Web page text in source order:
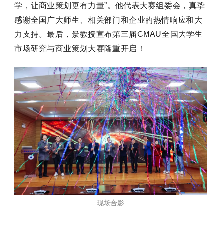
学，让商业策划更有力量”。他代表大赛组委会，真挚
感谢全国广大师生、相关部门和企业的热情响应和大
力支持。最后，景教授宣布第三届CMAU全国大学生
市场研究与商业策划大赛隆重开启！
现场合影